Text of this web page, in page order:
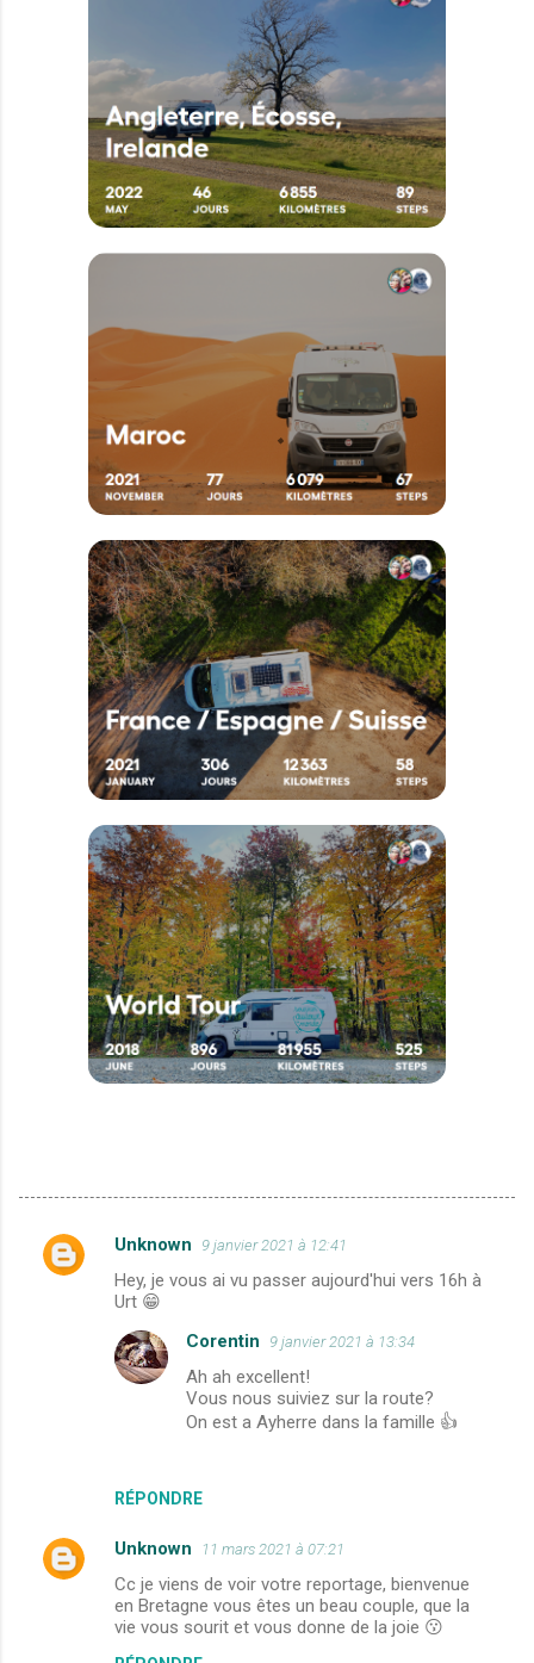
C
r
Unknown 9 janvier 2021 à 12:41
Hey, je vous ai vu passer aujourd'hui vers 16h à
Urt 😁
RÉPONDRE
Corentin 9 janvier 2021 à 13:34
Ah ah excellent!
Vous nous suiviez sur la route?
On est a Ayherre dans la famille 👍
Unknown 11 mars 2021 à 07:21
Cc je viens de voir votre reportage, bienvenue
en Bretagne vous êtes un beau couple, que la
vie vous sourit et vous donne de la joie 😗